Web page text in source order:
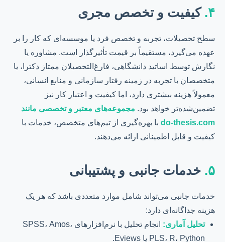
۴. کیفیت و تخصص مجری
سطح تحصیلات، تجربه و تخصص فرد یا موسسه‌ای که کار را بر
عهده می‌گیرد، مستقیماً بر قیمت تأثیرگذار است. مشاوره یا
نگارش توسط اساتید دانشگاهی، فارغ‌التحصیلان ممتاز دکترا، یا
متخصصان با تجربه در زمینه رفتار سازمانی و منابع انسانی،
معمولاً هزینه بیشتری دارد، اما کیفیت و اعتبار کار نیز
تضمین‌شده‌تر خواهد بود. مجموعه‌های معتبر و تخصصی مانند
do-thesis.com با بهره‌گیری از تیم‌های متخصص، خدمات با
کیفیت و قابل اطمینانی ارائه می‌دهند.
۵. خدمات جانبی و پشتیبانی
خدمات جانبی می‌تواند شامل موارد متعددی باشد که هر یک
هزینه جداگانه‌ای دارد:
تحلیل آماری:
انجام تحلیل با نرم‌افزارهای SPSS، Amos،
PLS، R، Python یا Eviews.